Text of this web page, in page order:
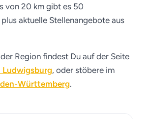
von 20 km gibt es 50
aktuelle Stellenangebote aus
Region findest Du auf der Seite
Ludwigsburg, oder stöbere im
Württemberg.